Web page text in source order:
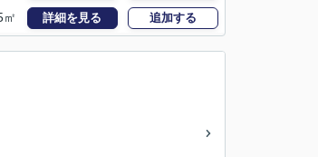
㎡ 詳細を見る 追加する